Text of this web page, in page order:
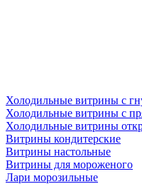
Холодильные витрины с
Холодильные витрины с
Холодильные витрины
Витрины кондитерские
Витрины настольные
Витрины для мороженого
Лари морозильные